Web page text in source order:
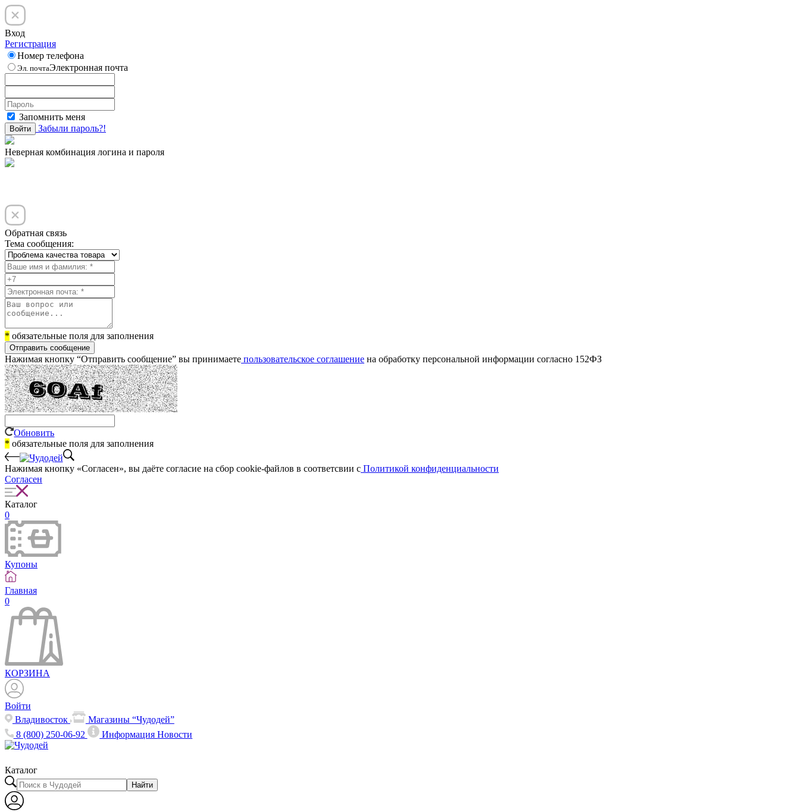
Вход
Регистрация
Номер телефона
Эл. почтаЭлектронная почта
Запомнить меня
Войти Забыли пароль?!
Неверная комбинация логина и пароля
Обратная связь
Тема сообщения:
* обязательные поля для заполнения
Отправить сообщение
Нажимая кнопку “Отправить сообщение” вы принимаете пользовательское соглашение на обработку персональной информации согласно 152ФЗ
Обновить
* обязательные поля для заполнения
Нажимая кнопку «Согласен», вы даёте cогласие на сбор cookie-файлов в соответсвии с Политикой конфиденциальности
Согласен
Каталог
0
Купоны
Главная
0
КОРЗИНА
Войти
Владивосток
Магазины “Чудодей”
8 (800) 250-06-92
ИнформацияНовости
Каталог
Найти